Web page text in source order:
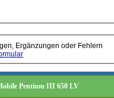
Ergänzungen oder Fehlern
Pentium III 650 LV